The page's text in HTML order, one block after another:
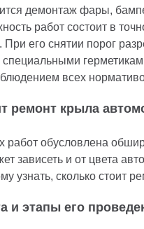
демонтаж фары,
работ состоит в
При его снятии порог
специальными
всех
ремонт крыла
работ обусловлена
зависеть и от цвета
узнать, сколько стоит
и этапы его